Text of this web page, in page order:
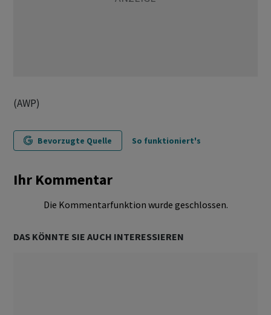
(AWP)
Bevorzugte Quelle So funktioniert's
Ihr Kommentar
Die Kommentarfunktion wurde geschlossen.
DAS KÖNNTE SIE AUCH INTERESSIEREN